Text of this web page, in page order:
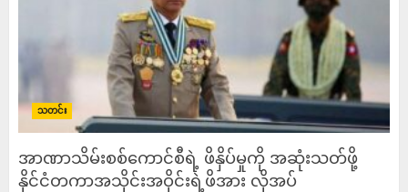
သတင်း
အာဏာသိမ်းစစ်ကောင်စီရဲ့ ဖိနှိပ်မှုကို အဆုံးသတ်ဖို့
နိုင်ငံတကာအသိုင်းအဝိုင်းရဲ့ဖိအား လိုအပ်